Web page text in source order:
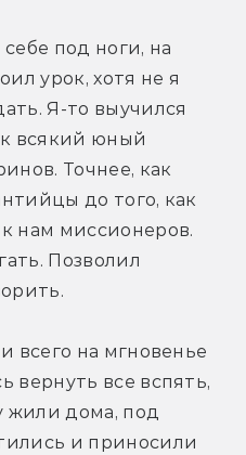
под ноги, на
урок, хотя не я
Я-то выучился
всякий юный
Точнее, как
до того, как
нам миссионеров.
Позволил
всего на мгновенье
вернуть все вспять,
жили дома, под
и приносили